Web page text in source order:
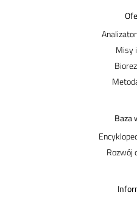
Misy
Baza
Rozwój